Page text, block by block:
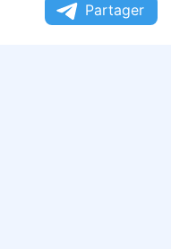
Partager